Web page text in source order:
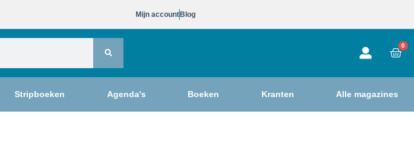
Mijn account Blog
0
Stripboeken Agenda's Boeken Kranten Alle magazines